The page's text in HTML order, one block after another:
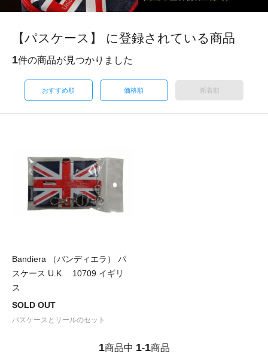
【パスケース】 に登録されている商品
1件の商品が見つかりました
おすすめ順 価格順 新着順
Bandiera （バンディエラ） パ
スケース U.K. 10709 イギリ
ス
SOLD OUT
パスケースとリールのセット
1商品中 1-1商品